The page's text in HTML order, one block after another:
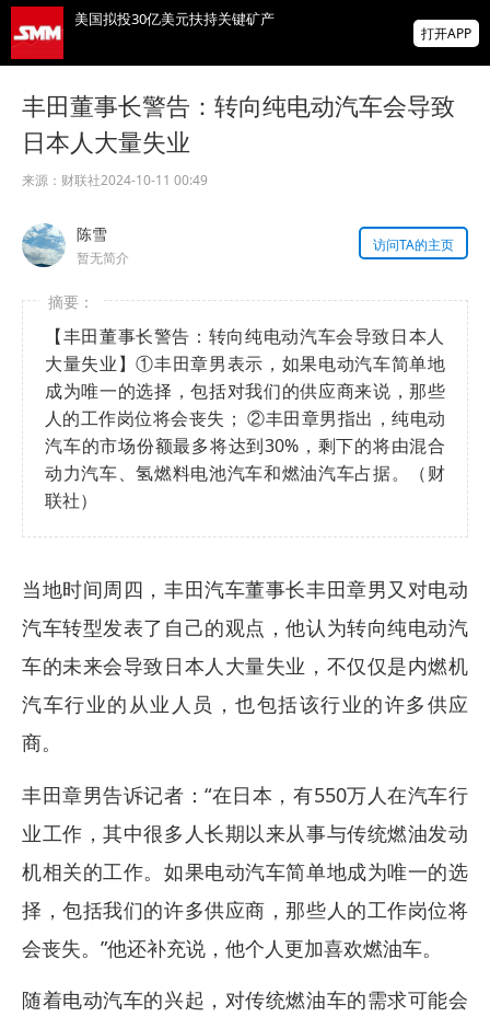
美国拟投30亿美元扶持关键矿产
霍尔木兹海峡，重磅利好！“预计很快能达成
协议，美国届时解除封锁”！金银油齐涨！
为有色行业打造的神器
打开APP
丰田董事长警告：转向纯电动汽车会导致
日本人大量失业
来源： 财联社2024-10-11 00:49
陈雪
暂无简介
访问TA的主页
【丰田董事长警告：转向纯电动汽车会导致日本人
大量失业】①丰田章男表示，如果电动汽车简单地
成为唯一的选择，包括对我们的供应商来说，那些
人的工作岗位将会丧失； ②丰田章男指出，纯电动
汽车的市场份额最多将达到30%，剩下的将由混合
动力汽车、氢燃料电池汽车和燃油汽车占据。（财
联社）
当地时间周四，丰田汽车董事长丰田章男又对电动
汽车转型发表了自己的观点，他认为转向纯电动汽
车的未来会导致日本人大量失业，不仅仅是内燃机
汽车行业的从业人员，也包括该行业的许多供应
商。
丰田章男告诉记者：“在日本，有550万人在汽车行
业工作，其中很多人长期以来从事与传统燃油发动
机相关的工作。如果电动汽车简单地成为唯一的选
择，包括我们的许多供应商，那些人的工作岗位将
会丧失。”他还补充说，他个人更加喜欢燃油车。
随着电动汽车的兴起，对传统燃油车的需求可能会